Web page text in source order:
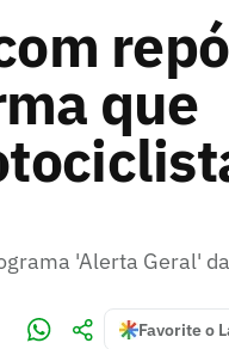
que
'Alerta Geral'
Favorite o